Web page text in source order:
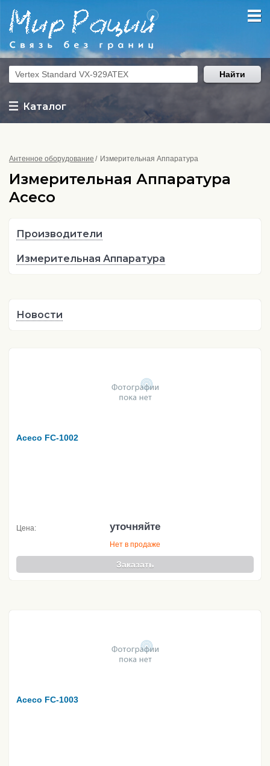
Каталог
Найти
Антенное оборудование Измерительная Аппаратура
Измерительная Аппаратура
Aceco
Производители
Измерительная Аппаратура
Новости
Aceco FC-1002
Цена: уточняйте
Нет в продаже
Заказать
Aceco FC-1003